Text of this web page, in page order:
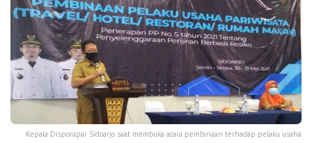
Kepala Disporapar Sidoarjo saat membuka acara pembinaan terhadap pelaku usaha